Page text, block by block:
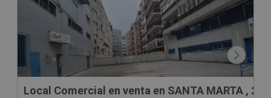
Local Comercial en venta en SANTA MARTA , 26